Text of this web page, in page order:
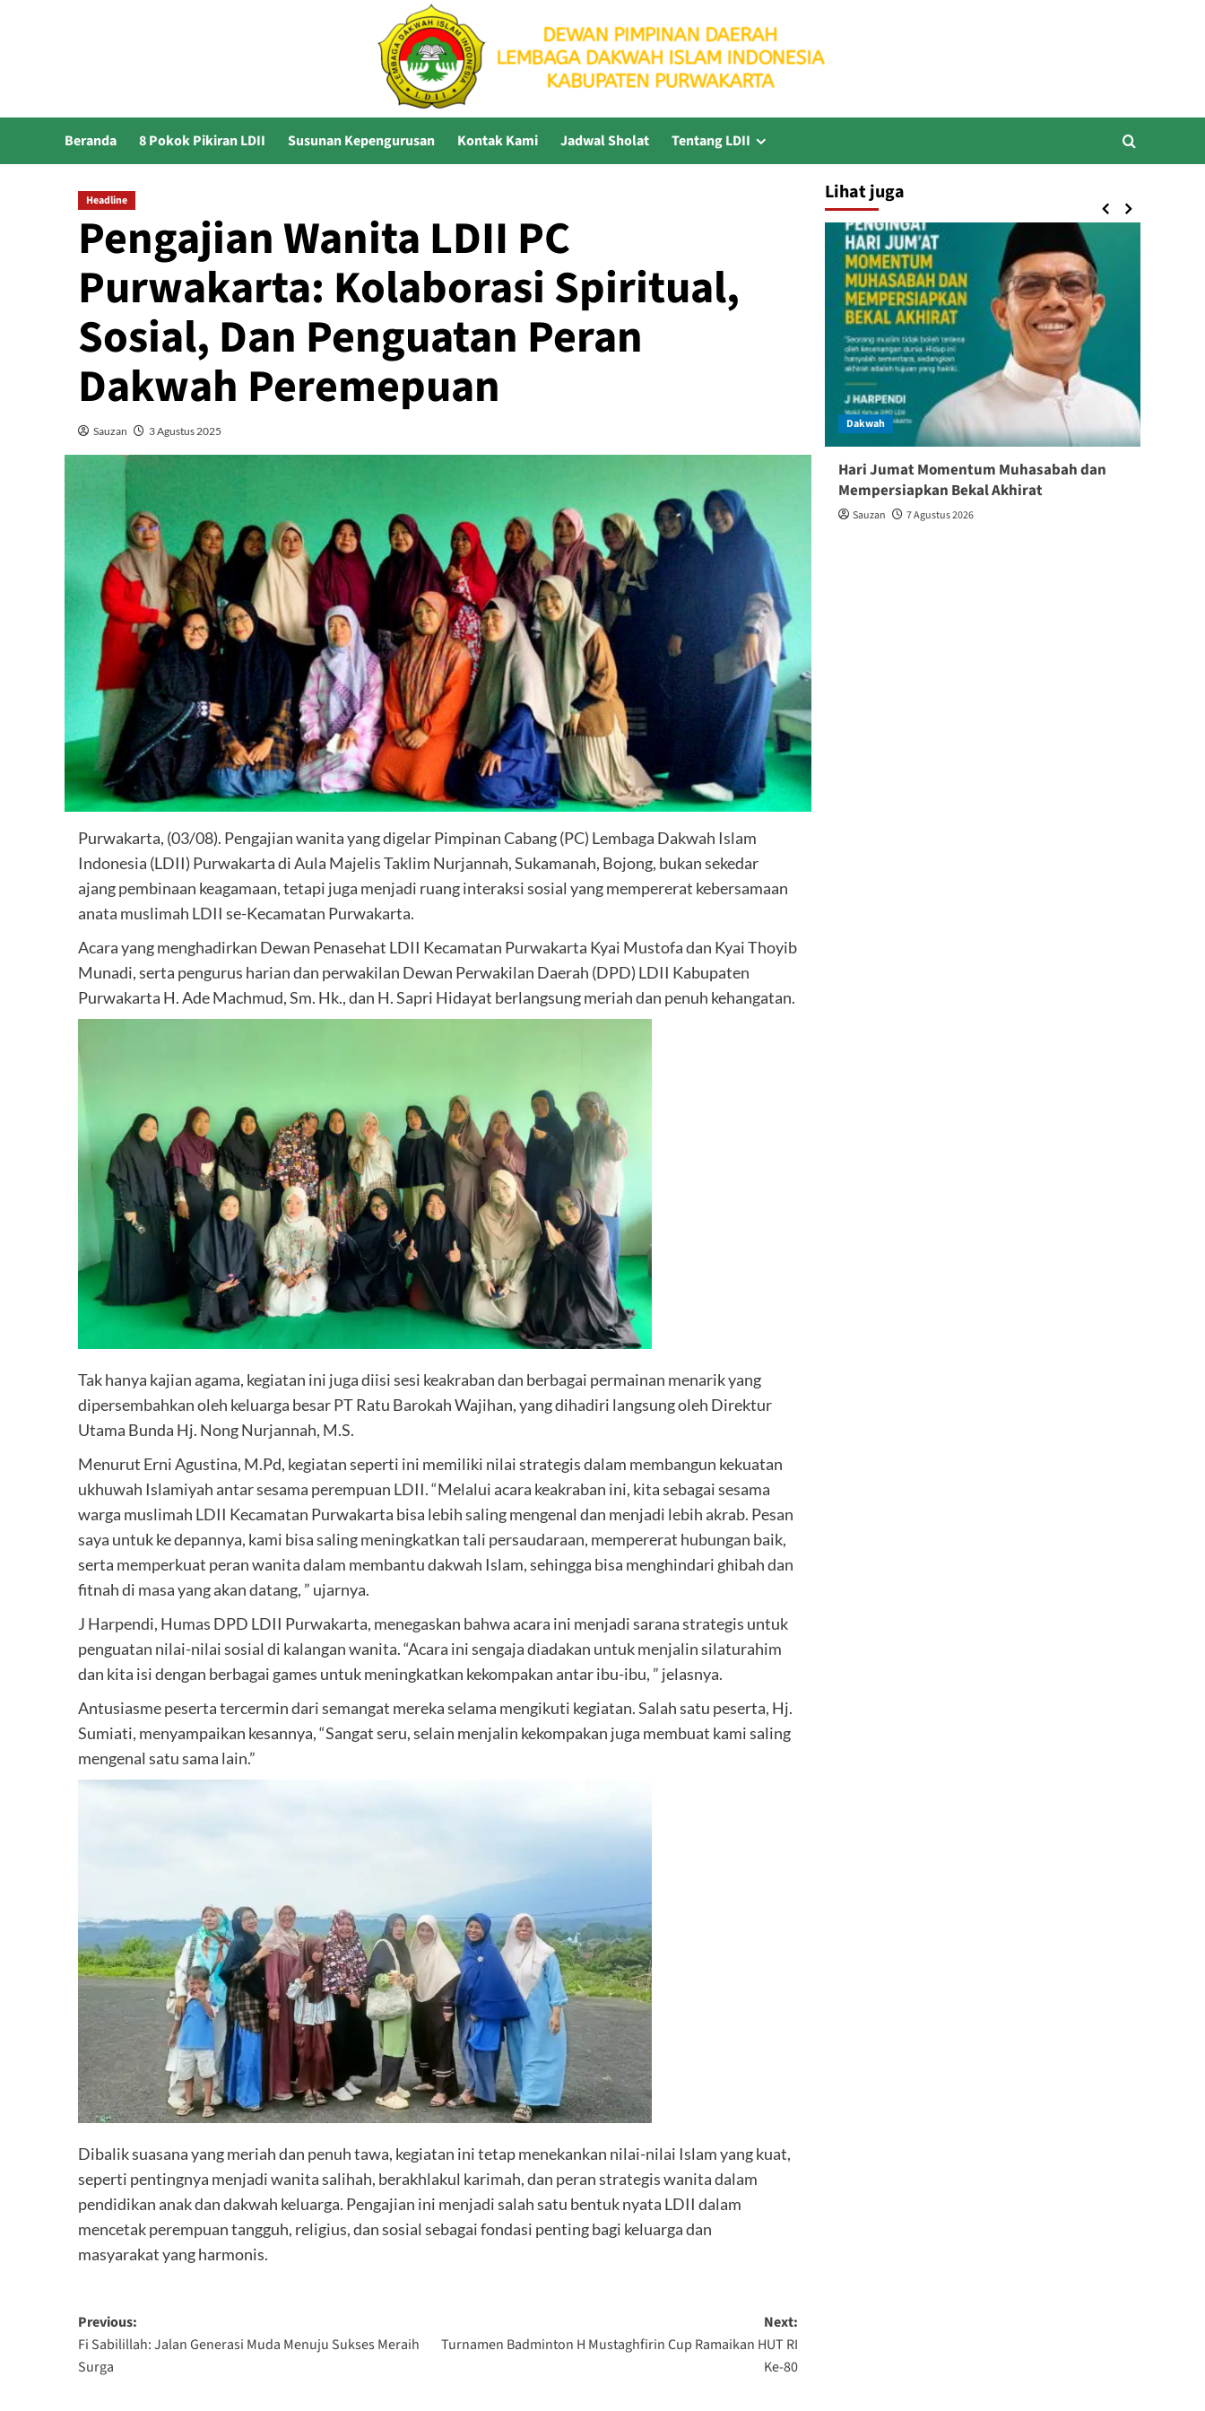
Beranda 8 Pokok Pikiran LDII Susunan Kepengurusan Kontak Kami Jadwal Sholat Tentang LDII
Headline
Pengajian Wanita LDII PC
Purwakarta: Kolaborasi Spiritual,
Sosial, Dan Penguatan Peran
Dakwah Peremepuan
Sauzan 3 Agustus 2025
Purwakarta, (03/08). Pengajian wanita yang digelar Pimpinan Cabang (PC) Lembaga Dakwah Islam
Indonesia (LDII) Purwakarta di Aula Majelis Taklim Nurjannah, Sukamanah, Bojong, bukan sekedar
ajang pembinaan keagamaan, tetapi juga menjadi ruang interaksi sosial yang mempererat kebersamaan
anata muslimah LDII se-Kecamatan Purwakarta.
Acara yang menghadirkan Dewan Penasehat LDII Kecamatan Purwakarta Kyai Mustofa dan Kyai Thoyib
Munadi, serta pengurus harian dan perwakilan Dewan Perwakilan Daerah (DPD) LDII Kabupaten
Purwakarta H. Ade Machmud, Sm. Hk., dan H. Sapri Hidayat berlangsung meriah dan penuh kehangatan.
Tak hanya kajian agama, kegiatan ini juga diisi sesi keakraban dan berbagai permainan menarik yang
dipersembahkan oleh keluarga besar PT Ratu Barokah Wajihan, yang dihadiri langsung oleh Direktur
Utama Bunda Hj. Nong Nurjannah, M.S.
Menurut Erni Agustina, M.Pd, kegiatan seperti ini memiliki nilai strategis dalam membangun kekuatan
ukhuwah Islamiyah antar sesama perempuan LDII. “Melalui acara keakraban ini, kita sebagai sesama
warga muslimah LDII Kecamatan Purwakarta bisa lebih saling mengenal dan menjadi lebih akrab. Pesan
saya untuk ke depannya, kami bisa saling meningkatkan tali persaudaraan, mempererat hubungan baik,
serta memperkuat peran wanita dalam membantu dakwah Islam, sehingga bisa menghindari ghibah dan
fitnah di masa yang akan datang, ” ujarnya.
J Harpendi, Humas DPD LDII Purwakarta, menegaskan bahwa acara ini menjadi sarana strategis untuk
penguatan nilai-nilai sosial di kalangan wanita. “Acara ini sengaja diadakan untuk menjalin silaturahim
dan kita isi dengan berbagai games untuk meningkatkan kekompakan antar ibu-ibu, ” jelasnya.
Antusiasme peserta tercermin dari semangat mereka selama mengikuti kegiatan. Salah satu peserta, Hj.
Sumiati, menyampaikan kesannya, “Sangat seru, selain menjalin kekompakan juga membuat kami saling
mengenal satu sama lain.”
Dibalik suasana yang meriah dan penuh tawa, kegiatan ini tetap menekankan nilai-nilai Islam yang kuat,
seperti pentingnya menjadi wanita salihah, berakhlakul karimah, dan peran strategis wanita dalam
pendidikan anak dan dakwah keluarga. Pengajian ini menjadi salah satu bentuk nyata LDII dalam
mencetak perempuan tangguh, religius, dan sosial sebagai fondasi penting bagi keluarga dan
masyarakat yang harmonis.
Post
navigation
Previous:
Fi Sabilillah: Jalan Generasi Muda Menuju Sukses Meraih
Surga
Next:
Turnamen Badminton H Mustaghfirin Cup Ramaikan HUT RI
Ke-80
Lihat juga
Ustadz Zainuddin Ajak Orang Tua Perkuat
Pembinaan Keagamaan
Sauzan 25 Juli 2026
Dakwah
Hari Jumat Momentum Muhasabah dan
Mempersiapkan Bekal Akhirat
Sauzan 7 Agustus 2026